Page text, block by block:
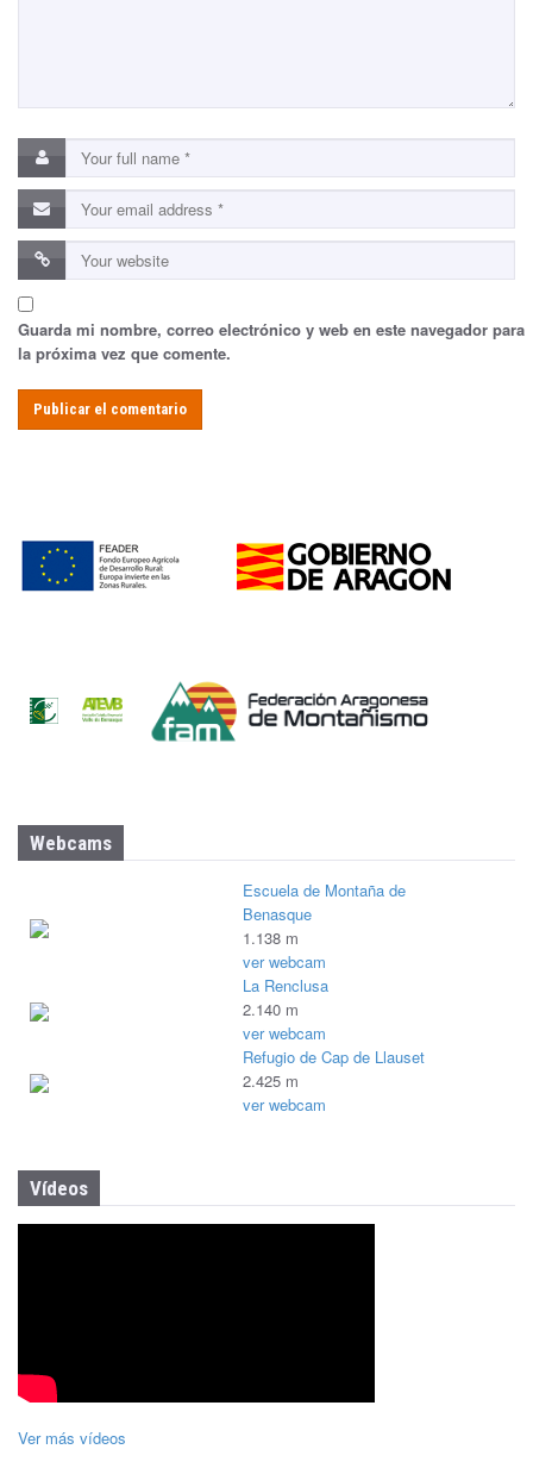
Guarda mi nombre, correo electrónico y web en este navegador para
la próxima vez que comente.
Webcams
Escuela de Montaña de
Benasque
1.138 m
ver webcam
La Renclusa
2.140 m
ver webcam
Refugio de Cap de Llauset
2.425 m
ver webcam
Vídeos
Ver más vídeos